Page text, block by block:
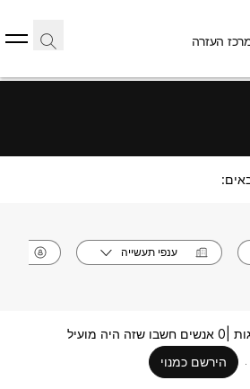
העזרה
ענפי תעשייה
0 אנשים חשבו שזה היה מועיל
הירשם כמנוי